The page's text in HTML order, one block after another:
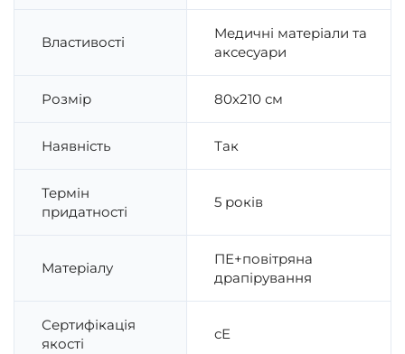
Властивості
Медичні матеріали та
аксесуари
Розмір 80х210 см
Наявність Так
Термін
придатності
5 років
Матеріалу
ПЕ+повітряна
драпірування
Сертифікація
якості
сЕ